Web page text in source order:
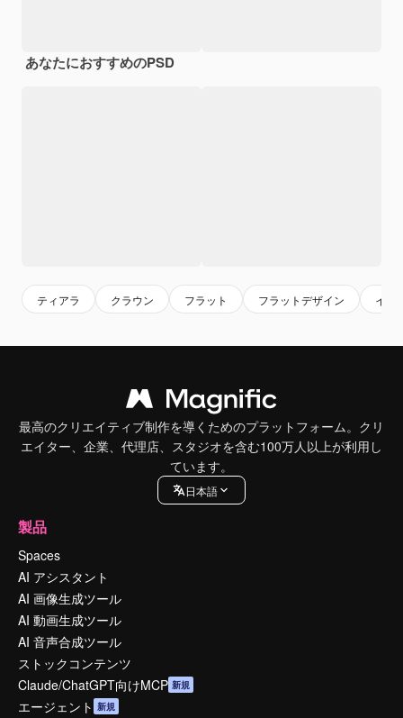
あなたにおすすめのPSD
ティアラ クラウン フラット フラットデザイン イラ
最高のクリエイティブ制作を導くためのプラットフォーム。クリ
エイター、企業、代理店、スタジオを含む100万人以上が利用し
ています。
日本語
製品
Spaces
AI アシスタント
AI 画像生成ツール
AI 動画生成ツール
AI 音声合成ツール
ストックコンテンツ
Claude/ChatGPT向けMCP 新規
エージェント 新規